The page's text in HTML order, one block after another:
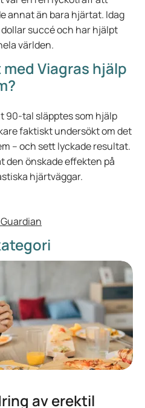
annat än bara hjärtat. Idag
succé och har hjälpt
världen.
Viagras hjälp
90-tal släpptes som hjälp
faktiskt undersökt om det
– och sett lyckade resultat.
den önskade effekten på
hjärtväggar.
av erektil